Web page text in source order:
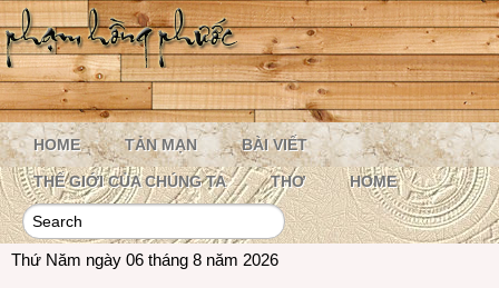
HOME TẢN MẠN BÀI VIẾT
THẾ GIỚI CỦA CHÚNG TA THƠ HOME
Thứ Năm ngày 06 tháng 8 năm 2026